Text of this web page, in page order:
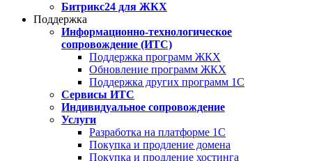
Битрикс24 для ЖКХ
Поддержка
Информационно-технологическое
сопровождение (ИТС)
Поддержка программ ЖКХ
Обновление программ ЖКХ
Поддержка других программ 1С
Сервисы ИТС
Индивидуальное сопровождение
Услуги
Разработка на платформе 1С
Покупка и продление домена
Покупка и продление хостинга